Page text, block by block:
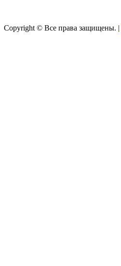
Copyright © Все права защищены. |